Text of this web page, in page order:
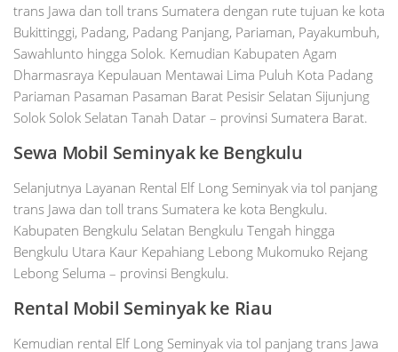
trans Jawa dan toll trans Sumatera dengan rute tujuan ke kota
Bukittinggi, Padang, Padang Panjang, Pariaman, Payakumbuh,
Sawahlunto hingga Solok. Kemudian Kabupaten Agam
Dharmasraya Kepulauan Mentawai Lima Puluh Kota Padang
Pariaman Pasaman Pasaman Barat Pesisir Selatan Sijunjung
Solok Solok Selatan Tanah Datar – provinsi Sumatera Barat.
Sewa Mobil Seminyakke Bengkulu
Selanjutnya Layanan Rental Elf Long Seminyak via tol panjang
trans Jawa dan toll trans Sumatera ke kota Bengkulu.
Kabupaten Bengkulu Selatan Bengkulu Tengah hingga
Bengkulu Utara Kaur Kepahiang Lebong Mukomuko Rejang
Lebong Seluma – provinsi Bengkulu.
Rental Mobil Seminyakke Riau
Kemudian rental Elf Long Seminyak via tol panjang trans Jawa